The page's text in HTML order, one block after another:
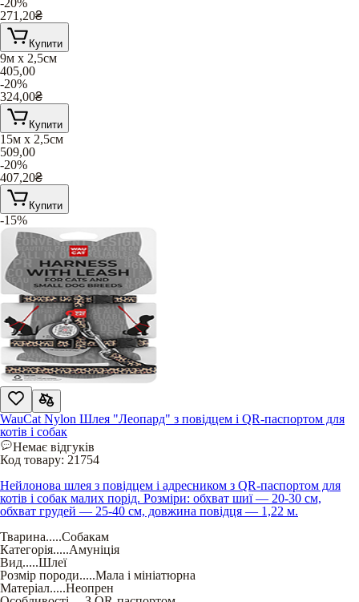
271,20₴
Купити
9м х 2,5см
405,00
-20%
324,00₴
Купити
15м х 2,5см
509,00
-20%
407,20₴
Купити
-15%
WauCat Nylon Шлея "Леопард" з повідцем і QR-паспортом для
котів і собак
Немає відгуків
Код товару: 21754
Нейлонова шлея з повідцем і адресником з QR-паспортом для
котів і собак малих порід. Розміри: обхват шиї — 20-30 см,
обхват грудей — 25-40 см, довжина повідця — 1,22 м.
Тварина.....Собакам
Категорія.....Амуніція
Вид.....Шлеї
Розмір породи.....Мала і мініатюрна
Матеріал.....Неопрен